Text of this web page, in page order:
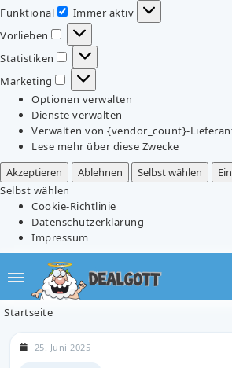
Funktional
Funktional
Immer aktiv
Vorlieben
Vorlieben
Statistiken
Statistiken
Marketing
Marketing
Optionen verwalten
Dienste verwalten
Verwalten von {vendor_count}-
Lese mehr über diese Zwecke
Akzeptieren
Ablehnen Selbst wählen
Selbst wählen
Cookie-Richtlinie
Datenschutzerklärung
Impressum
Startseite
25. Juni 2025